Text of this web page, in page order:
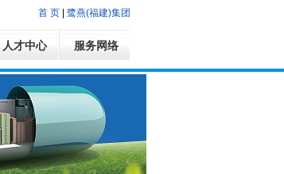
首 页 鹭燕(福建)集团
人才中心 服务网络